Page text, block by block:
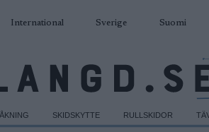
International Sverige Suomi
SKIDSKYTTE RULLSKIDOR